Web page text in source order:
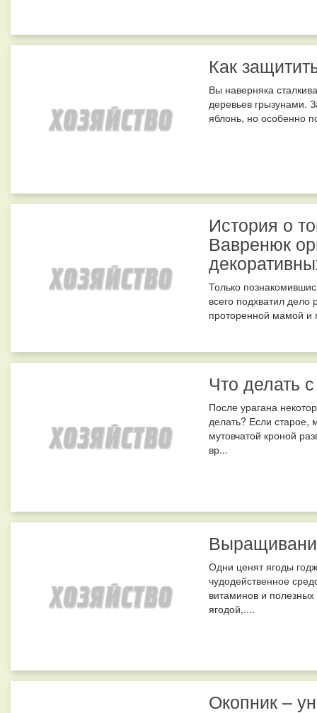
Как
Вы наверняка
деревьев грызунами.
яблонь, но особенно
История о
Вавренюк
Только
всего подхватил
проторенной мамой и
Что делать
После урагана
делать? Если
мутовчатой кроной
вр...
Одни ценят ягоды
чудодейственное
витаминов и полезных
ягодой,....
Окопник –